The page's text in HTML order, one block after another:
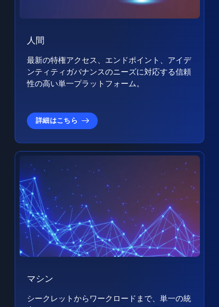
人間
最新の特権アクセス、エンドポイント、アイデ
ンティティガバナンスのニーズに対応する信頼
性の高い単一プラットフォーム。
詳細はこちら
マシン
シークレットからワークロードまで、単一の統